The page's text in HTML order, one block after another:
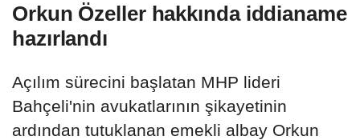
Orkun Özeller hakkında iddianame
hazırlandı
Açılım sürecini başlatan MHP lideri
Bahçeli'nin avukatlarının şikayetinin
ardından tutuklanan emekli albay Orkun